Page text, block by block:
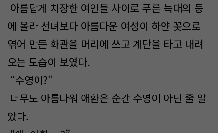
아름답게 치장한 여인들 사이로 푸른 늑대의 등
에 올라 선녀보다 아름다운 여성이 하얀 꽃으로
엮어 만든 화관을 머리에 쓰고 계단을 타고 내려
오는 모습이 보였다.
“수영이?”
너무도 아름다워 애환은 순간 수영이 아닌 줄 알
았다.